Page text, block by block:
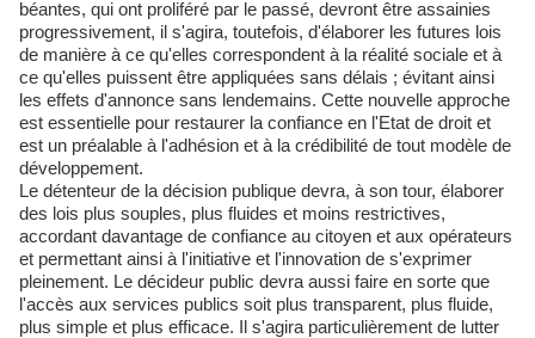
béantes, qui ont proliféré par le passé, devront être assainies
progressivement, il s'agira, toutefois, d'élaborer les futures lois
de manière à ce qu'elles correspondent à la réalité sociale et à
ce qu'elles puissent être appliquées sans délais ; évitant ainsi
les effets d'annonce sans lendemains. Cette nouvelle approche
est essentielle pour restaurer la confiance en l'Etat de droit et
est un préalable à l'adhésion et à la crédibilité de tout modèle de
développement.
Le détenteur de la décision publique devra, à son tour, élaborer
des lois plus souples, plus fluides et moins restrictives,
accordant davantage de confiance au citoyen et aux opérateurs
et permettant ainsi à l'initiative et l'innovation de s'exprimer
pleinement. Le décideur public devra aussi faire en sorte que
l'accès aux services publics soit plus transparent, plus fluide,
plus simple et plus efficace. Il s'agira particulièrement de lutter